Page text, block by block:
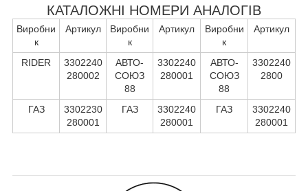
КАТАЛОЖНІ НОМЕРИ АНАЛОГІВ
Виробни
к
Артикул
Виробни
к
Артикул
Виробни
к
Артикул
RIDER
3302240
280002
АВТО-
СОЮЗ
88
3302240
280001
АВТО-
СОЮЗ
88
3302240
2800
ГАЗ
3302230
280001
ГАЗ
3302240
280001
ГАЗ
3302240
280001